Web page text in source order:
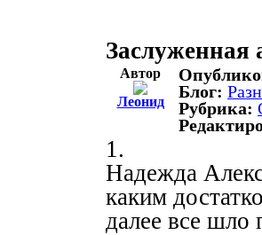
Заслуженная
Автор
Леонид
Блог:
Рубрика:
1.
Надежда
каким
далее все шло